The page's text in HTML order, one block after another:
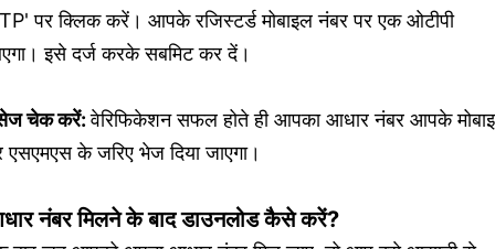
पर क्लिक करें। आपके रजिस्टर्ड मोबाइल नंबर पर एक ओटीपी
इसे दर्ज करके सबमिट कर दें।
चेक करें:वेरिफिकेशन सफल होते ही आपका आधार नंबर आपके
एसएमएस के जरिए भेज दिया जाएगा।
नंबर मिलने के बाद डाउनलोड कैसे करें?